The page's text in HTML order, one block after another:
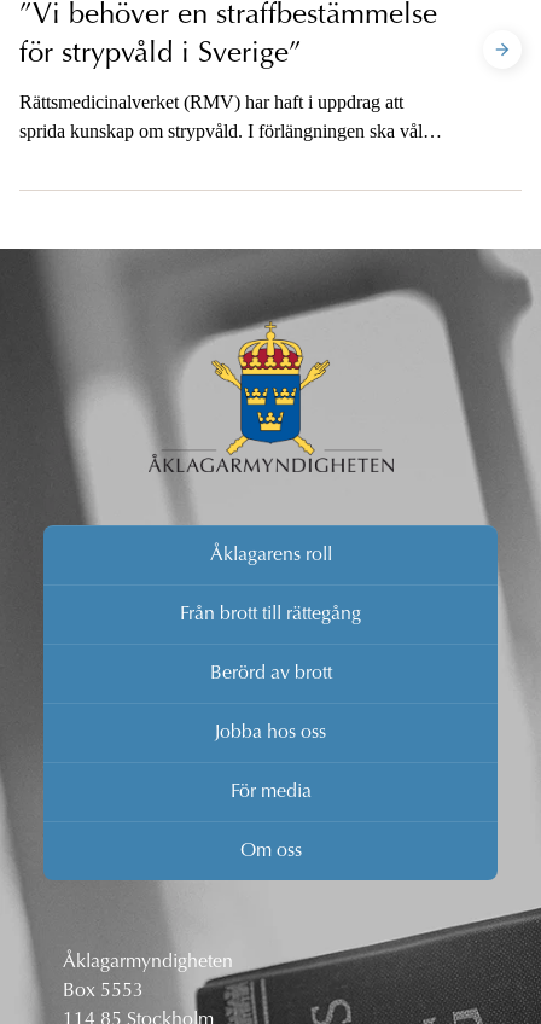
föremålen kommit tillbaka tack vare ett gediget
utredningsarbete.
”Vi behöver en straffbestämmelse
för strypvåld i Sverige”
Rättsmedicinalverket (RMV) har haft i uppdrag att
sprida kunskap om strypvåld. I förlängningen ska våld i
en stor konferens nyligen deltog Åklagarmyndigheten
internationella forskare.
Åklagarens roll
Från brott till rättegång
Berörd av brott
Jobba hos oss
För media
Om oss
Åklagarmyndigheten
Box 5553
114 85 Stockholm